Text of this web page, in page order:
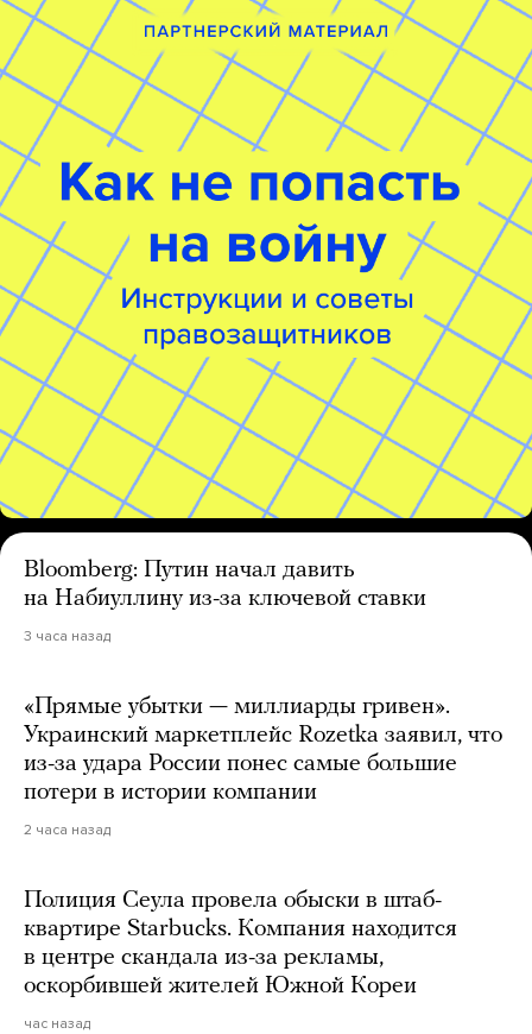
Bloomberg: Путин начал давить
на Набиуллину из-за ключевой ставки
3 часа назад
«Прямые убытки — миллиарды гривен».
Украинский маркетплейс Rozetka заявил, что
из-за удара России понес самые большие
потери в истории компании
2 часа назад
Полиция Сеула провела обыски в штаб-
квартире Starbucks. Компания находится
в центре скандала из-за рекламы,
оскорбившей жителей Южной Кореи
час назад